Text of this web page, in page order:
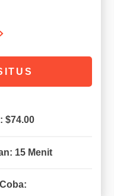
$74.00
15 Menit